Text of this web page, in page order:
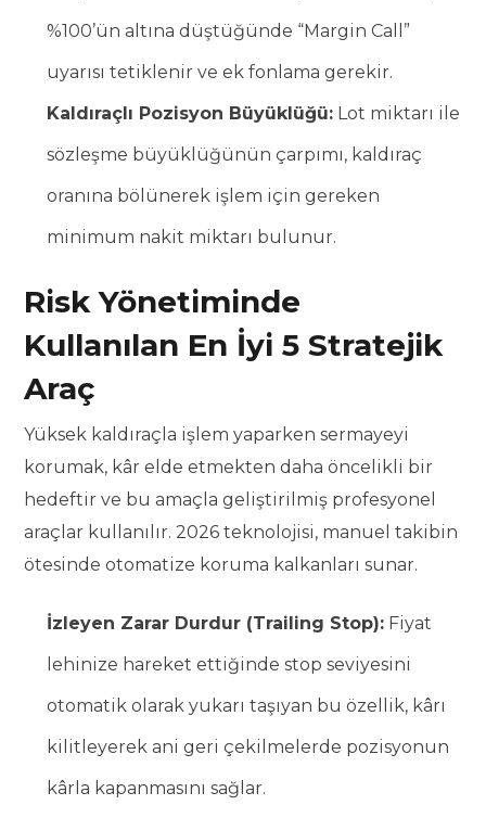
%100’ün altına düştüğünde “Margin Call”
uyarısı tetiklenir ve ek fonlama gerekir.
Kaldıraçlı Pozisyon Büyüklüğü: Lot miktarı ile
sözleşme büyüklüğünün çarpımı, kaldıraç
oranına bölünerek işlem için gereken
minimum nakit miktarı bulunur.
Risk Yönetiminde
Kullanılan En İyi 5 Stratejik
Araç
Yüksek kaldıraçla işlem yaparken sermayeyi
korumak, kâr elde etmekten daha öncelikli bir
hedeftir ve bu amaçla geliştirilmiş profesyonel
araçlar kullanılır. 2026 teknolojisi, manuel takibin
ötesinde otomatize koruma kalkanları sunar.
İzleyen Zarar Durdur (Trailing Stop): Fiyat
lehinize hareket ettiğinde stop seviyesini
otomatik olarak yukarı taşıyan bu özellik, kârı
kilitleyerek ani geri çekilmelerde pozisyonun
kârla kapanmasını sağlar.